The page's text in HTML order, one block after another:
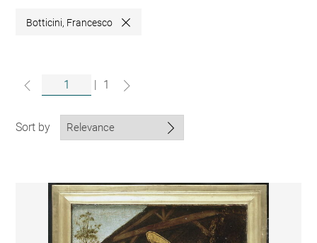
Botticini, Francesco Close
1
Sort by